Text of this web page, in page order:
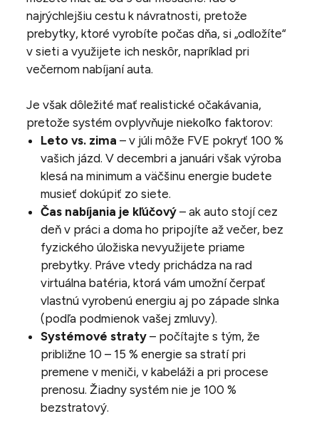
najrýchlejšiu cestu k návratnosti, pretože
prebytky, ktoré vyrobíte počas dňa, si „odložíte“
v sieti a využijete ich neskôr, napríklad pri
večernom nabíjaní auta.
Je však dôležité mať realistické očakávania,
pretože systém ovplyvňuje niekoľko faktorov:
Leto vs. zima – v júli môže FVE pokryť 100 %
vašich jázd. V decembri a januári však výroba
klesá na minimum a väčšinu energie budete
musieť dokúpiť zo siete.
Čas nabíjania je kľúčový – ak auto stojí cez
deň v práci a doma ho pripojíte až večer, bez
fyzického úložiska nevyužijete priame
prebytky. Práve vtedy prichádza na rad
virtuálna batéria, ktorá vám umožní čerpať
vlastnú vyrobenú energiu aj po západe slnka
(podľa podmienok vašej zmluvy).
Systémové straty – počítajte s tým, že
približne 10 – 15 % energie sa stratí pri
premene v meniči, v kabeláži a pri procese
prenosu. Žiadny systém nie je 100 %
bezstratový.